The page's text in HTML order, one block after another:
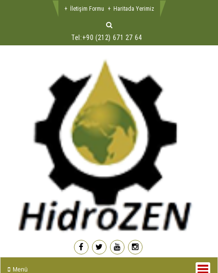
Tel:+90 (212) 671 27 64
İletişim Formu Haritada Yerimiz
Menü